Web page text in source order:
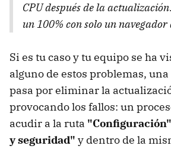
CPU después de la
un 100% con solo un
Si es tu caso y tu equipo se ha
alguno de estos problemas,
pasa por eliminar la
provocando los fallos: un
acudir a la ruta "Configuración"
y seguridad" y dentro de la